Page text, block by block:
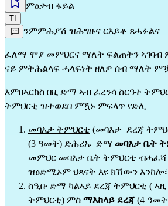
ምዕቃብ ፋይል
TI
ንምምሕያሽ ዝሕግዙና ርእይቶ ጸሓፉልና
ፈለማ ሞያ መምህርና ማለት ፍልጠትን ኣገባብ
ናይ ምትሕልላፍ ሓላፍነት ዘለዎ ሰብ ማለት
እምበኣርከስ በዚ ድማ ኣብ ፈረንሳ ስርዓተ
ትምህርቲ ዝተወደበ ምዃኑ ምፍላጥ የድሊ
መባእታ ትምህርቲ (መባእታ  ደረጃ
(3 ዓመት) ድሕሪኡ  ድማ መባእታ ቤት
መምህር መባእታ ቤት ትምህርቲ ብሓፈሻ
ዝዕድሚኦም ህጻናት እዩ ክኸውን እንከሎ፣
ስዒቡ ድማ ካልኣይ ደረጃ ትምህርቲ (
ትምህርቲ) ምስ ማእከላይ ደረጃ (4